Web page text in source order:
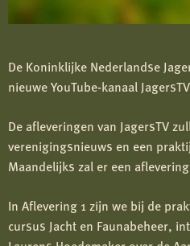
De Koninklijke Nederlandse
nieuwe YouTube-kanaal
De afleveringen van JagersTV
verenigingsnieuws en een
Maandelijks zal er een
In Aflevering 1 zijn we bij de
cursus Jacht en Faunabeheer,